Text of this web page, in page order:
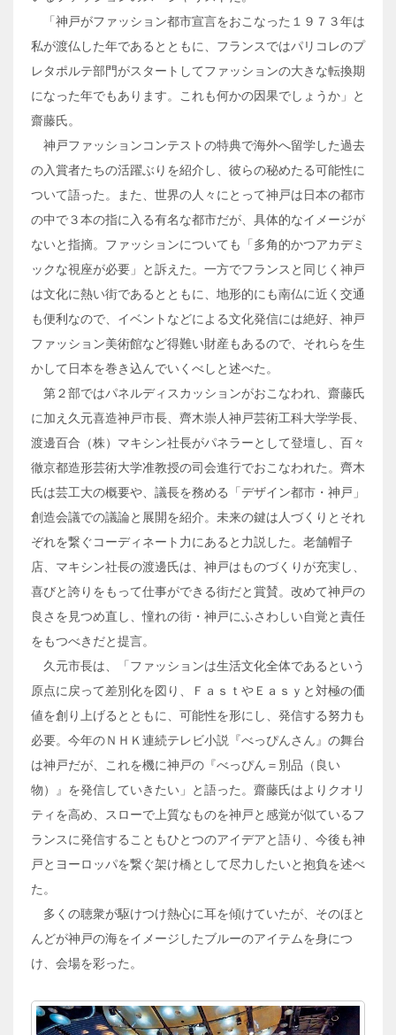
「神戸がファッション都市宣言をおこなった１９７３年は
私が渡仏した年であるとともに、フランスではパリコレのプ
レタポルテ部門がスタートしてファッションの大きな転換期
になった年でもあります。これも何かの因果でしょうか」と
齋藤氏。
神戸ファッションコンテストの特典で海外へ留学した過去
の入賞者たちの活躍ぶりを紹介し、彼らの秘めたる可能性に
ついて語った。また、世界の人々にとって神戸は日本の都市
の中で３本の指に入る有名な都市だが、具体的なイメージが
ないと指摘。ファッションについても「多角的かつアカデミ
ックな視座が必要」と訴えた。一方でフランスと同じく神戸
は文化に熱い街であるとともに、地形的にも南仏に近く交通
も便利なので、イベントなどによる文化発信には絶好、神戸
ファッション美術館など得難い財産もあるので、それらを生
かして日本を巻き込んでいくべしと述べた。
第２部ではパネルディスカッションがおこなわれ、齋藤氏
に加え久元喜造神戸市長、齊木崇人神戸芸術工科大学学長、
渡邊百合（株）マキシン社長がパネラーとして登壇し、百々
徹京都造形芸術大学准教授の司会進行でおこなわれた。齊木
氏は芸工大の概要や、議長を務める「デザイン都市・神戸」
創造会議での議論と展開を紹介。未来の鍵は人づくりとそれ
ぞれを繋ぐコーディネート力にあると力説した。老舗帽子
店、マキシン社長の渡邊氏は、神戸はものづくりが充実し、
喜びと誇りをもって仕事ができる街だと賞賛。改めて神戸の
良さを見つめ直し、憧れの街・神戸にふさわしい自覚と責任
をもつべきだと提言。
久元市長は、「ファッションは生活文化全体であるという
原点に戻って差別化を図り、ＦａｓｔやＥａｓｙと対極の価
値を創り上げるとともに、可能性を形にし、発信する努力も
必要。今年のＮＨＫ連続テレビ小説『べっぴんさん』の舞台
は神戸だが、これを機に神戸の『べっぴん＝別品（良い
物）』を発信していきたい」と語った。齋藤氏はよりクオリ
ティを高め、スローで上質なものを神戸と感覚が似ているフ
ランスに発信することもひとつのアイデアと語り、今後も神
戸とヨーロッパを繋ぐ架け橋として尽力したいと抱負を述べ
た。
多くの聴衆が駆けつけ熱心に耳を傾けていたが、そのほと
んどが神戸の海をイメージしたブルーのアイテムを身につ
け、会場を彩った。